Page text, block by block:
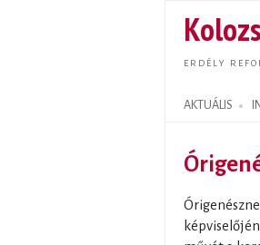
ERDÉLY
AKTUÁLIS
Search form